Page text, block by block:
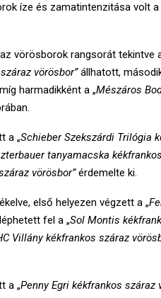
íze és zamatintenzitása volt a
vörösborok rangsorát tekintve
vörösbor”állhatott,
harmadikként a „Mészáros
a „Schieber Szekszárdi Trilógia
tanyamacska
vörösbor”érdemelte ki.
első helyezen végzett a „
fel a „Sol Montis
Villány kékfrankos száraz
a „Penny Egri kékfrankos száraz